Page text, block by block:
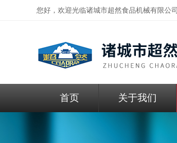
您好，欢迎光临诸城市超然食品机械有限公司
首页 关于我们